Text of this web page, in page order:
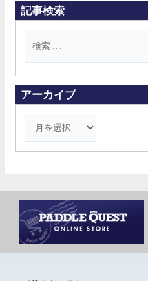
記事検索
対
象
アーカイブ